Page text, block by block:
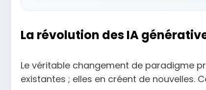
La révolution des IA
Le véritable changement de paradigme
existantes ; elles en créent de nouvelles.